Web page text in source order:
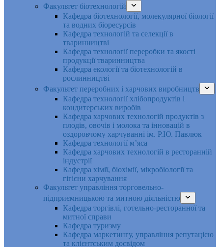
Факультет біотехнологій
Кафедра біотехнології, молекулярної біології
та водних біоресурсів
Кафедра технологій та селекції в
тваринництві
Кафедра технології переробки та якості
продукції тваринництва
Кафедра екології та біотехнологій в
рослинництві
Факультет переробних і харчових виробництв
Кафедра технології хлібопродуктів і
кондитерських виробів
Кафедра харчових технологій продуктів з
плодів, овочів і молока та інновацій в
оздоровчому харчуванні ім. Р.Ю. Павлюк
Кафедра технології м’яса
Кафедра харчових технологій в ресторанній
індустрії
Кафедра хімії, біохімії, мікробіології та
гігієни харчування
Факультет управління торговельно-
підприємницькою та митною діяльністю
Кафедра торгівлі, готельно-ресторанної та
митної справи
Кафедра туризму
Кафедра маркетингу, управління репутацією
та клієнтським досвідом